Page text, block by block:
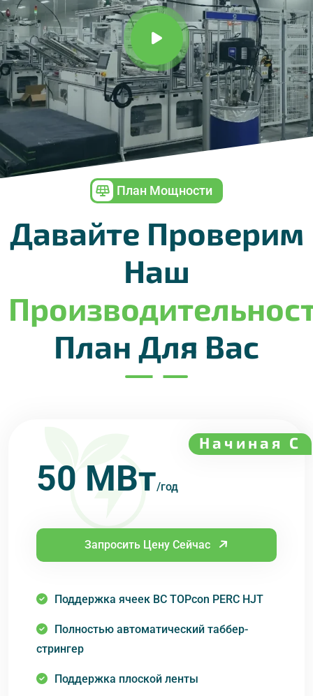
План Мощности
Давайте Проверим
Наш
План Для Вас
Начиная С
50 МВт/год
Запросить Цену Сейчас
Поддержка ячеек BC TOPcon PERC HJT
Полностью автоматический таббер-
стрингер
Поддержка плоской ленты